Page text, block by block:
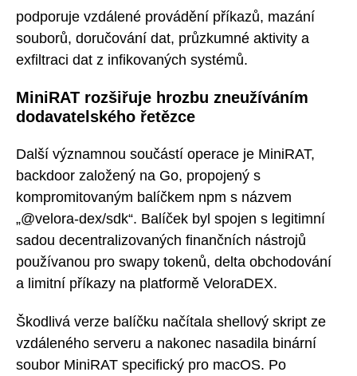
podporuje vzdálené provádění příkazů, mazání
souborů, doručování dat, průzkumné aktivity a
exfiltraci dat z infikovaných systémů.
MiniRAT rozšiřuje hrozbu zneužíváním
dodavatelského řetězce
Další významnou součástí operace je MiniRAT,
backdoor založený na Go, propojený s
kompromitovaným balíčkem npm s názvem
„@velora-dex/sdk“. Balíček byl spojen s legitimní
sadou decentralizovaných finančních nástrojů
používanou pro swapy tokenů, delta obchodování
a limitní příkazy na platformě VeloraDEX.
Škodlivá verze balíčku načítala shellový skript ze
vzdáleného serveru a nakonec nasadila binární
soubor MiniRAT specifický pro macOS. Po